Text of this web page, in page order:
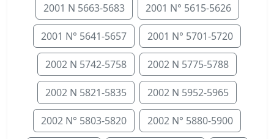
2001 N 5663-5683 2001 N° 5615-5626
2001 N° 5641-5657 2001 N° 5701-5720
2002 N 5742-5758 2002 N 5775-5788
2002 N 5821-5835 2002 N 5952-5965
2002 N° 5803-5820 2002 N° 5880-5900